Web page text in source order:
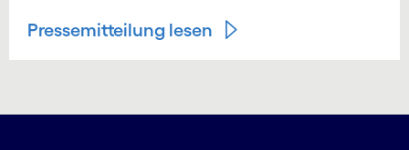
Pressemitteilung lesen